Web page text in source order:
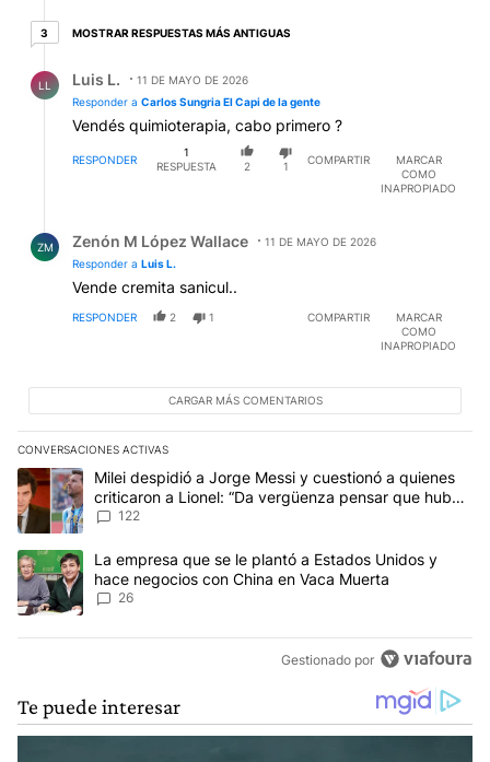
33 respuestas más antiguas
MOSTRAR RESPUESTAS MÁS ANTIGUAS
LL Luis L.
11 DE MAYO DE 2026
Responder a Carlos Sungria El Capi de la gente
Vendés quimioterapia, cabo primero ?
RESPONDER
1
RESPUESTA
2 1
COMPARTIR
MARCAR
COMO
INAPROPIADO
ZM Zenón M López Wallace
11 DE MAYO DE 2026
Responder a Luis L.
Vende cremita sanicul..
RESPONDER 2 1 COMPARTIR
MARCAR
COMO
INAPROPIADO
CARGAR MÁS COMENTARIOS
CONVERSACIONES ACTIVAS
Este listado muestra los artículos con más comentarios en los
Un artículo de tendencia con el título "Milei despidió a Jorge
Milei despidió a Jorge Messi y cuestionó a quienes
criticaron a Lionel: “Da vergüenza pensar que hubo
anti-Messi”
122
Un artículo de tendencia con el título "La empresa que se le
La empresa que se le plantó a Estados Unidos y
hace negocios con China en Vaca Muerta
26
Gestionado por